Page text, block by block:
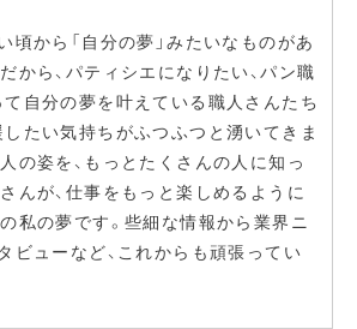
頃から「自分の夢」みたいなものがあ
から、パティシエになりたい、パン職
自分の夢を叶えている職人さんたち
たい気持ちがふつふつと湧いてきま
の姿を、もっとたくさんの人に知っ
んが、仕事をもっと楽しめるように
私の夢です。些細な情報から業界ニ
ビューなど、これからも頑張ってい